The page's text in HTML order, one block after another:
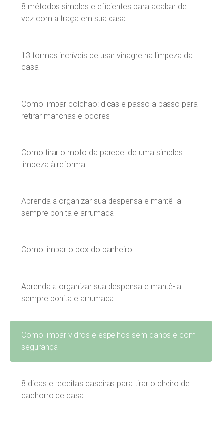
8 métodos simples e eficientes para acabar de
vez com a traça em sua casa
13 formas incríveis de usar vinagre na limpeza da
casa
Como limpar colchão: dicas e passo a passo para
retirar manchas e odores
Como tirar o mofo da parede: de uma simples
limpeza à reforma
Aprenda a organizar sua despensa e mantê-la
sempre bonita e arrumada
Como limpar o box do banheiro
Aprenda a organizar sua despensa e mantê-la
sempre bonita e arrumada
Como limpar vidros e espelhos sem danos e com
segurança
8 dicas e receitas caseiras para tirar o cheiro de
cachorro de casa